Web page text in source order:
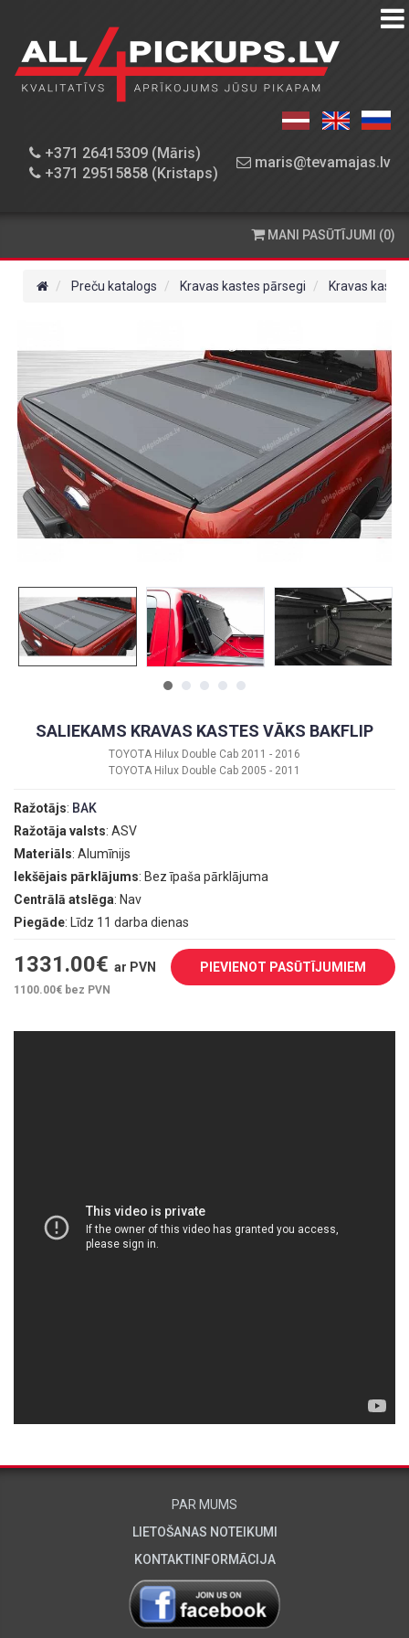
+371 26415309 (Māris)
+371 29515858 (Kristaps)
maris@tevamajas.lv
PREČU
KATALOGS
PIEGĀDE
MANI PASŪTĪJUMI (0)
Preču katalogs Kravas kastes pārsegi Kravas
SALIEKAMS KRAVAS KASTES VĀKS BAKFLIP
TOYOTA Hilux Double Cab 2011 - 2016
TOYOTA Hilux Double Cab 2005 - 2011
Ražotājs: BAK
Ražotāja valsts: ASV
Materiāls: Alumīnijs
Iekšējais pārklājums: Bez īpaša pārklājuma
Centrālā atslēga: Nav
Piegāde: Līdz 11 darba dienas
1331.00€ ar PVN
1100.00€ bez PVN
PIEVIENOT PASŪTĪJUMIEM
PAR MUMS
LIETOŠANAS NOTEIKUMI
KONTAKTINFORMĀCIJA